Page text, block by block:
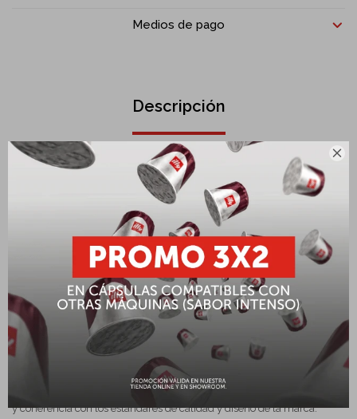

Medios de pago
Descripción
El Kit de descartables illy x 100 unidades está pensado para llevar la
experiencia illy a cualquier entorno: oficinas, eventos, restaurantes
hoteles o cualquier otro servicio.
Cada kit incluye:
100 vasos descartables para espresso con el logo illy.
100 sobres individuales de azúcar, prácticos y con identidad
visual illy.
100 revolvedores en sobres individuales, higiénicos y listos para
Este combo completo garantiza practicidad, presentación profesional
y coherencia con los estándares de calidad y diseño de la marca.